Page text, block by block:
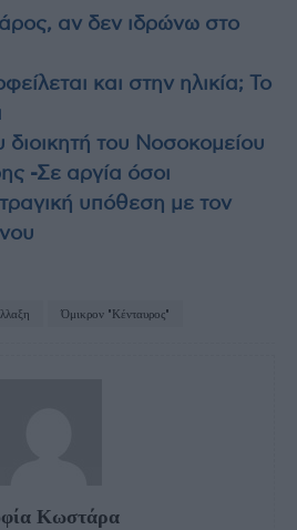
αν δεν ιδρώνω στο
και στην ηλικία; Το
διοικητή του Νοσοκομείου
-Σε αργία όσοι
υπόθεση με τον
Όμικρον "Κένταυρος"
Κωστάρα